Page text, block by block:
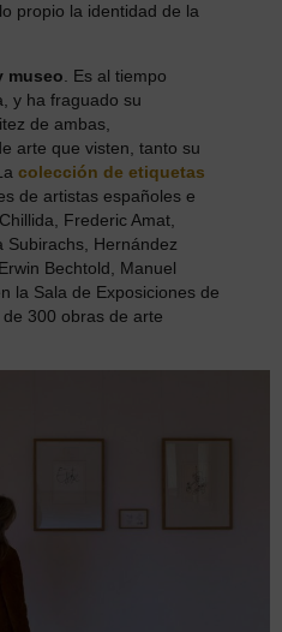
propio la identidad de la
museo. Es al tiempo
y ha fraguado su
de ambas,
arte que visten, tanto su
colección de etiquetas
de artistas españoles e
Frederic Amat,
Subirachs, Hernández
Bechtold, Manuel
la Sala de Exposiciones de
300 obras de arte